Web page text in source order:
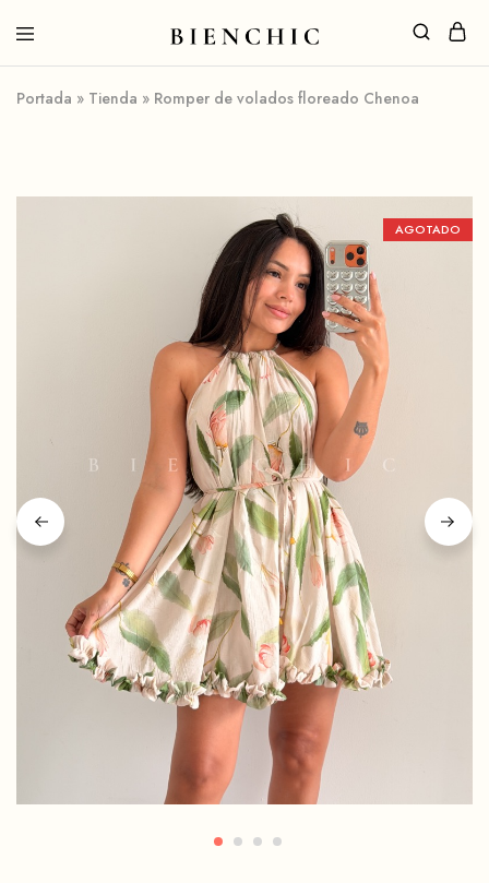
Portada » Tienda » Romper de volados floreado Chenoa
AGOTADO